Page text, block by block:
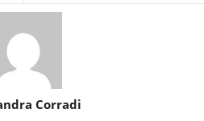
Corradi